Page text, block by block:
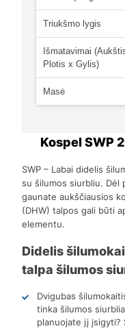
Triukšmo lygis
Išmatavimai
Plotis x Gylis)
Masė
Kospel SWP
SWP – Labai didelis
su šilumos siurbliu. Dėl
gaunate aukščiausios
(DHW) talpos gali būti
elementu.
Didelis
talpa šilumos
Dvigubas
tinka šilumos
planuojate jį įsigyti?